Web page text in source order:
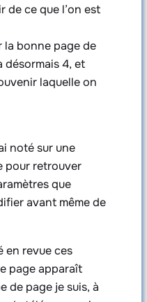
de ce que l’on est
la bonne page de
désormais 4, et
laquelle on
noté sur une
pour retrouver
que
avant même de
en revue ces
page apparaît
de page je suis, à